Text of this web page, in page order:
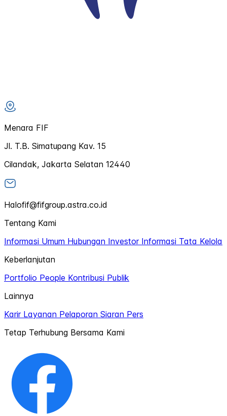
Menara FIF
Jl. T.B. Simatupang Kav. 15
Cilandak, Jakarta Selatan 12440
Halofif@fifgroup.astra.co.id
Tentang Kami
Informasi Umum Hubungan Investor Informasi Tata Kelola
Keberlanjutan
Portfolio People Kontribusi Publik
Lainnya
Karir Layanan Pelaporan Siaran Pers
Tetap Terhubung Bersama Kami